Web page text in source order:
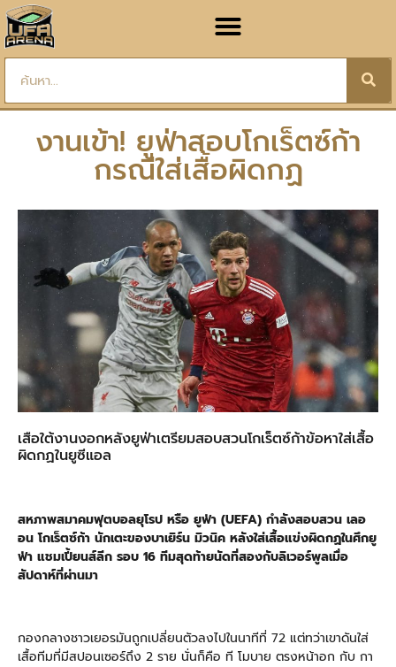
งานเข้า! ยูฟ่าสอบโกเร็ตซ์ก้า
กรณีใส่เสื้อผิดกฏ
เสือใต้งานงอกหลังยูฟ่าเตรียมสอบสวนโกเร็ตซ์ก้าข้อหาใส่เสื้อ
ผิดกฏในยูซีแอล
สหภาพสมาคมฟุตบอลยุโรป หรือ ยูฟ่า (UEFA) กำลังสอบสวน เลอ
อน โกเร็ตซ์ก้า นักเตะของบาเยิร์น มิวนิค หลังใส่เสื้อแข่งผิดกฏในศึกยู
ฟ่า แชมเปี้ยนส์ลีก รอบ 16 ทีมสุดท้ายนัดที่สองกับลิเวอร์พูลเมื่อ
สัปดาห์ที่ผ่านมา
กองกลางชาวเยอรมันถูกเปลี่ยนตัวลงไปในนาทีที่ 72 แต่ทว่าเขาดันใส่
เสื้อทีมที่มีสปอนเซอร์ถึง 2 ราย นั่นก็คือ ที โมบาย ตรงหน้าอก กับ กา